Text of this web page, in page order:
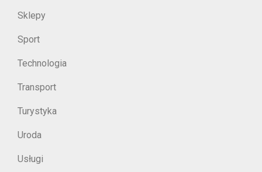
Sklepy
Sport
Technologia
Transport
Turystyka
Uroda
Usługi